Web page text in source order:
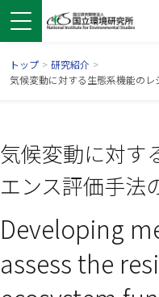
ウで開きます）
ンドウで開きます）
ウインドウで開きます）
トップ > 研究紹介 >
気候変動に対する生態系機能の
気候変動に対す
エンス評価手法
Developing
assess the